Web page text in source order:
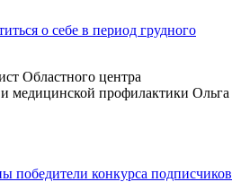
о себе в период грудного
Областного центра
медицинской профилактики Ольга
победители конкурса подписчиков